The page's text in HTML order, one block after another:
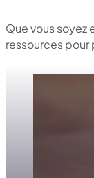
Que vous soyez
ressources